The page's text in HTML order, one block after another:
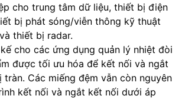
cho trung tâm dữ liệu, thiết bị điện
bị phát sóng/viễn thông kỹ thuật
thiết bị radar.
cho các ứng dụng quản lý nhiệt đòi
được tối ưu hóa để kết nối và ngắt
Các miếng đệm vẫn còn nguyên
kết nối và ngắt kết nối dưới áp